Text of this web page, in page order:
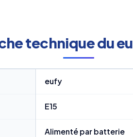
technique du
eufy
E15
Alimenté par batterie